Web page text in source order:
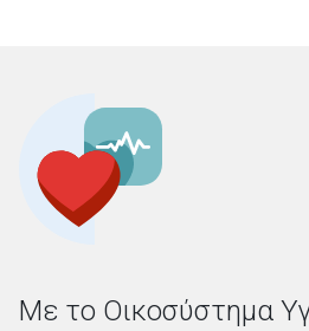
Με το Οικοσύστημα